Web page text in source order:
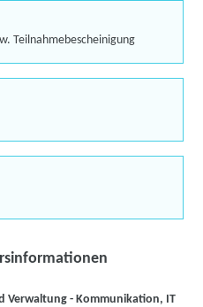
Teilnahmebescheinigung
Verwaltung - Kommunikation, IT